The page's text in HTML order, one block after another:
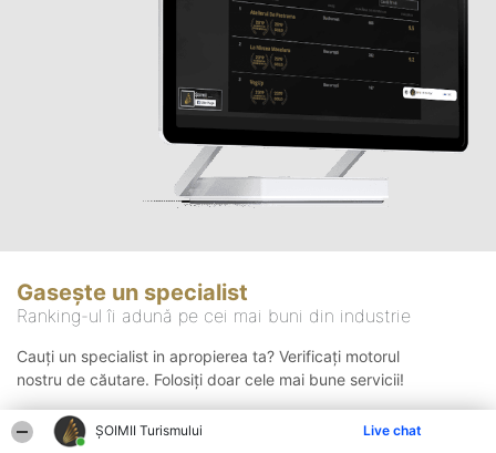
ȘOIMII Turismului Live chat
Gasește un specialist
Ranking-ul îi adună pe cei mai buni din industrie
Cauți un specialist in apropierea ta? Verificați motorul
nostru de căutare. Folosiți doar cele mai bune servicii!